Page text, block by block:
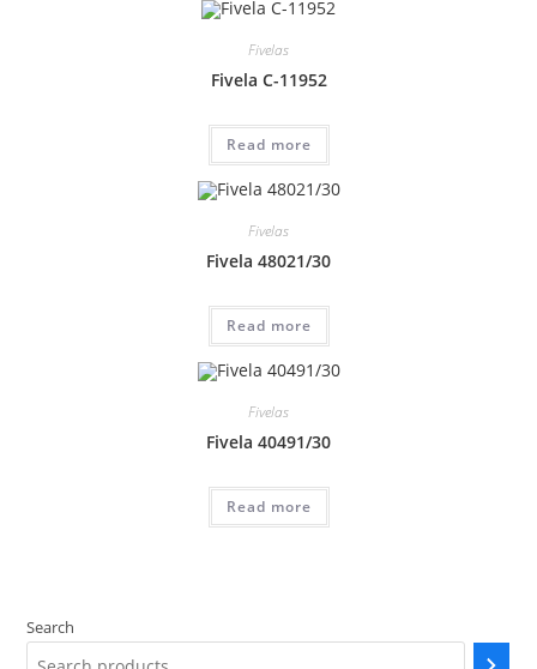
Fivelas
Fivela C-11952
Read more
Fivelas
Fivela 48021/30
Read more
Fivelas
Fivela 40491/30
Read more
Search